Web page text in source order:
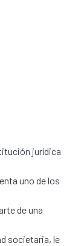
jurídica
uno de los
de una
societaria, le